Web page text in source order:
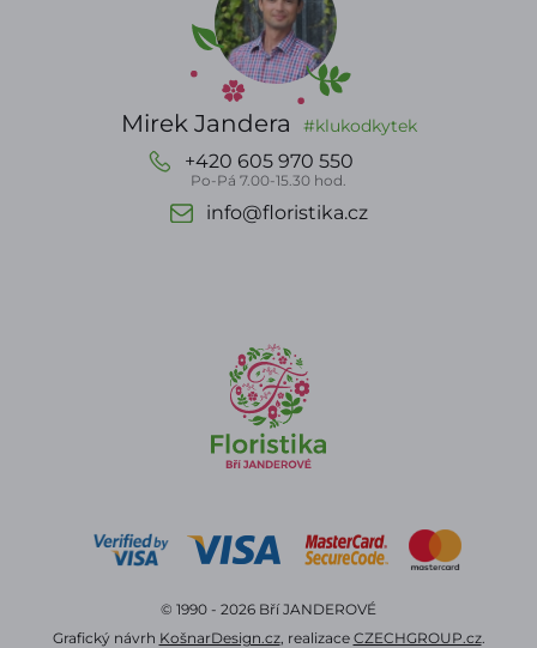
Mirek Jandera #klukodkytek
+420 605 970 550
Po-Pá 7.00-15.30 hod.
info@floristika.cz
© 1990 - 2026 Bří JANDEROVÉ
Grafický návrh KošnarDesign.cz, realizace CZECHGROUP.cz.